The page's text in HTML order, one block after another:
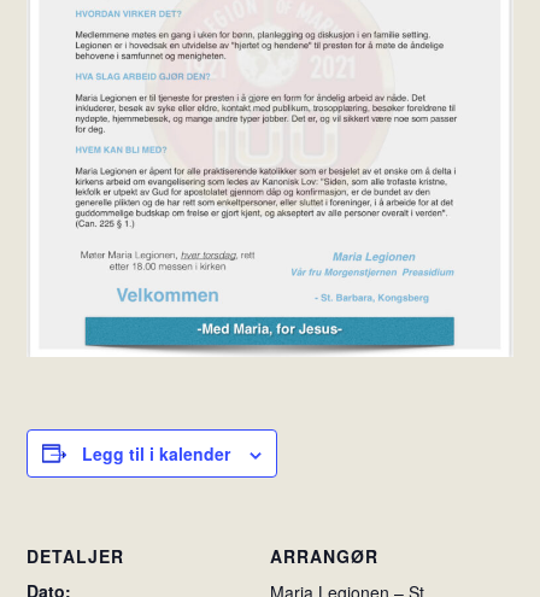
Legg til i kalender
DETALJER
Dato:
ARRANGØR
Maria Legionen – St